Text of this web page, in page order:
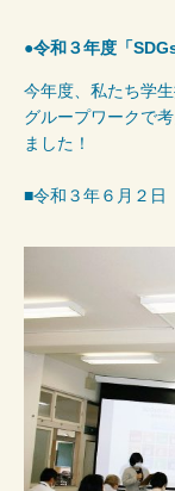
●令和３年度「
今年度、私たち学
グループワークで
ました！
■令和３年６月２